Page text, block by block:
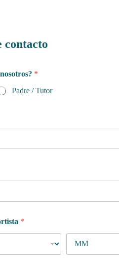
contacto
*
Padre / Tutor
*